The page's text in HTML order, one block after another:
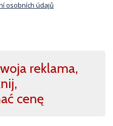
osobních údajů
reklama,
cenę